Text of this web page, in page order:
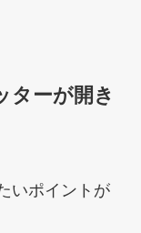
ターが開き
いポイントが